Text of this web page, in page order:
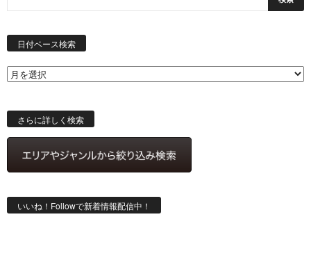
日付ベース検索
ス
索
さらに詳しく検索
いいね！Followで新着情報配信中！